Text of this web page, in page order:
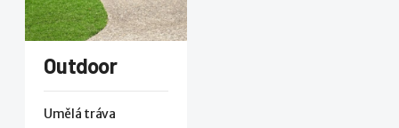
Outdoor
Umělá tráva